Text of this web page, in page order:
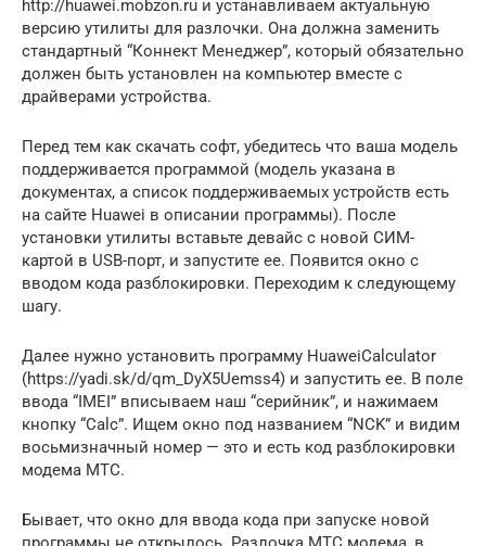
http://huawei.mobzon.ru и устанавливаем актуальную
версию утилиты для разлочки. Она должна заменить
стандартный “Коннект Менеджер”, который обязательно
должен быть установлен на компьютер вместе с
драйверами устройства.
Перед тем как скачать софт, убедитесь что ваша модель
поддерживается программой (модель указана в
документах, а список поддерживаемых устройств есть
на сайте Huawei в описании программы). После
установки утилиты вставьте девайс с новой СИМ-
картой в USB-порт, и запустите ее. Появится окно с
вводом кода разблокировки. Переходим к следующему
шагу.
Далее нужно установить программу HuaweiCalculator
(https://yadi.sk/d/qm_DyX5Uemss4) и запустить ее. В поле
ввода “IMEI” вписываем наш “серийник”, и нажимаем
кнопку “Calc”. Ищем окно под названием “NCK” и видим
восьмизначный номер — это и есть код разблокировки
модема МТС.
Бывает, что окно для ввода кода при запуске новой